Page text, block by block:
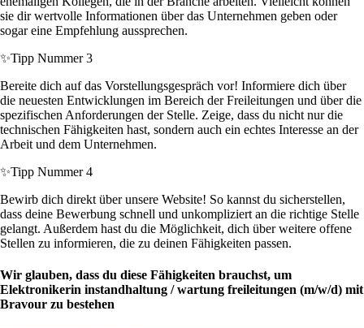
sie dir wertvolle Informationen über das Unternehmen geben oder
sogar eine Empfehlung aussprechen.
✨Tipp Nummer 3
Bereite dich auf das Vorstellungsgespräch vor! Informiere dich über
die neuesten Entwicklungen im Bereich der Freileitungen und über die
spezifischen Anforderungen der Stelle. Zeige, dass du nicht nur die
technischen Fähigkeiten hast, sondern auch ein echtes Interesse an der
Arbeit und dem Unternehmen.
✨Tipp Nummer 4
Bewirb dich direkt über unsere Website! So kannst du sicherstellen,
dass deine Bewerbung schnell und unkompliziert an die richtige Stelle
gelangt. Außerdem hast du die Möglichkeit, dich über weitere offene
Stellen zu informieren, die zu deinen Fähigkeiten passen.
Wir glauben, dass du diese Fähigkeiten brauchst, um
Elektronikerin instandhaltung / wartung freileitungen (m/w/d) mit
Bravour zu bestehen